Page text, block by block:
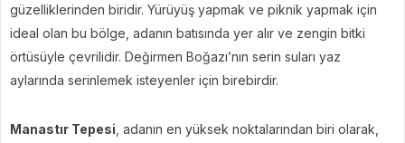
güzelliklerinden biridir. Yürüyüş yapmak ve piknik yapmak için
ideal olan bu bölge, adanın batısında yer alır ve zengin bitki
örtüsüyle çevrilidir. Değirmen Boğazı’nın serin suları yaz
aylarında serinlemek isteyenler için birebirdir.
Manastır Tepesi , adanın en yüksek noktalarından biri olarak,